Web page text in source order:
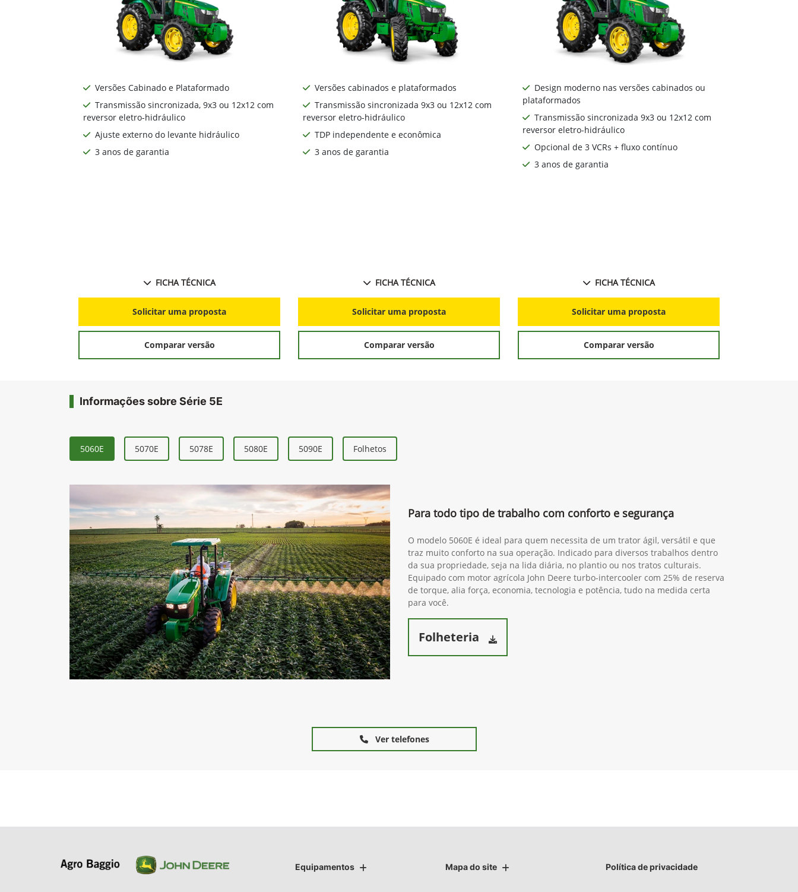
Versões Cabinado e Plataformado
Transmissão sincronizada, 9x3 ou 12x12 com
reversor eletro-hidráulico
Ajuste externo do levante hidráulico
3 anos de garantia
FICHA TÉCNICA
Solicitar uma proposta
Comparar versão
Versões cabinados e plataformados
Transmissão sincronizada 9x3 ou 12x12 com
reversor eletro-hidráulico
TDP independente e econômica
3 anos de garantia
FICHA TÉCNICA
Solicitar uma proposta
Comparar versão
Design moderno nas versões cabinados ou
plataformados
Transmissão sincronizada 9x3 ou 12x12 com
reversor eletro-hidráulico
Opcional de 3 VCRs + fluxo contínuo
3 anos de garantia
FICHA TÉCNICA
Solicitar uma proposta
Comparar versão
Informações sobre Série 5E
5060E 5070E 5078E 5080E 5090E Folhetos
Para todo tipo de trabalho com conforto e segurança
O modelo 5060E é ideal para quem necessita de um trator ágil, versátil e que
traz muito conforto na sua operação. Indicado para diversos trabalhos dentro
da sua propriedade, seja na lida diária, no plantio ou nos tratos culturais.
Equipado com motor agrícola John Deere turbo-intercooler com 25% de reserva
de torque, alia força, economia, tecnologia e potência, tudo na medida certa
para você.
Folheteria
Ver telefones
Equipamentos Mapa do site Política de privacidade